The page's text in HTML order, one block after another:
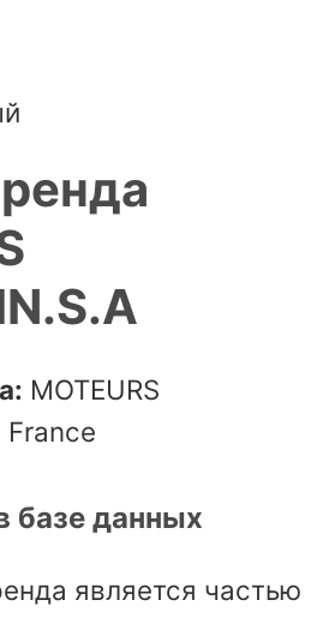
MOTEURS
France
базе данных
является частью